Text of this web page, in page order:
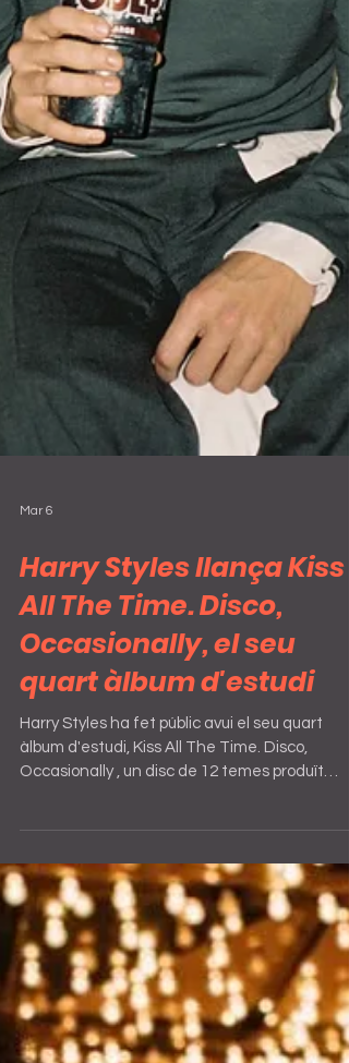
Harry Styles llança Kiss
All The Time. Disco,
Occasionally, el seu
quart àlbum d'estudi
Harry Styles ha fet públic avui el seu quart
executivament per Kid Harpoon , col·laborador
l'excomponent d'One Direction. Gravada
Berlín i Londres, aquesta entrega explora un
pop amb influències de la música en directe i
sintes que recorden artistes com LCD
Soundsystem, segons detalls revelats en
entrevistes recents. El tracklist complet i el